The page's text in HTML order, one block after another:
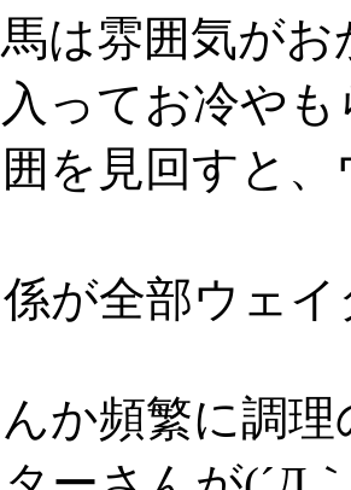
は雰囲気が
ってお冷や
を見回すと
が全部ウェ
か頻繁に調